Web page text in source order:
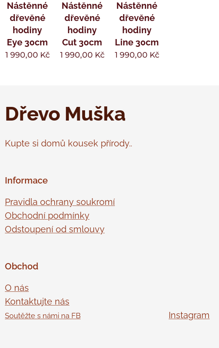
Nástěnné
dřevěné
hodiny
Eye 30cm
1 990,00 Kč
Nástěnné
dřevěné
hodiny
Cut 30cm
1 990,00 Kč
Nástěnné
dřevěné
hodiny
Line 30cm
1 990,00 Kč
Dřevo Muška
Kupte si domů kousek přírody..
Informace
Pravidla ochrany soukromí
Obchodní podmínky
Odstoupení od smlouvy
Obchod
O nás
Kontaktujte nás
Soutěžte s námi na FB Instagram